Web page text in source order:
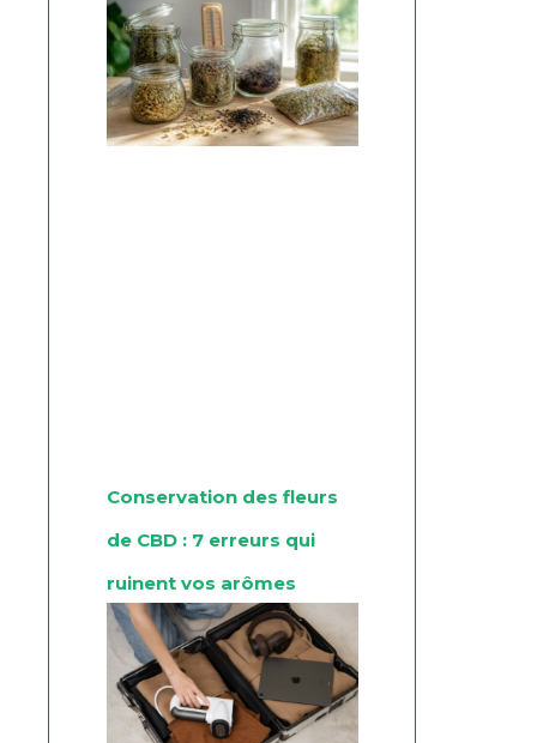
Conservation des fleurs
de CBD : 7 erreurs qui
ruinent vos arômes